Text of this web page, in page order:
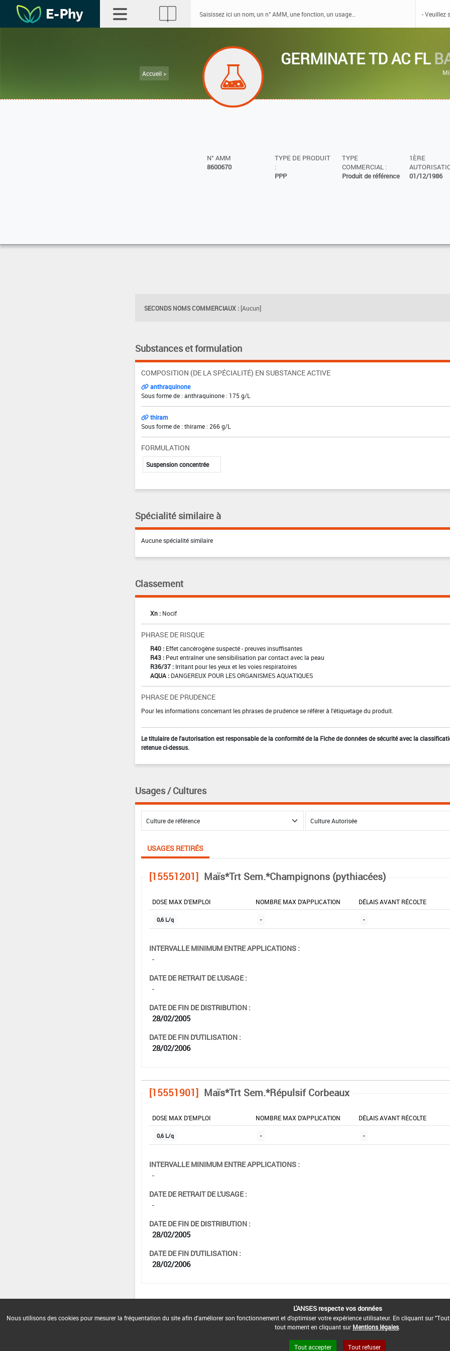
Accueil >
GERMINATE TD AC FL
N° AMM
8600670
TYPE DE PRODUIT
:
PPP
TYPE
COMMERCIAL :
Produit de référence
1ÈRE
01/12/1986
SECONDS NOMS COMMERCIAUX : [Aucun]
Substances et formulation
COMPOSITION (DE LA SPÉCIALITÉ) EN SUBSTANCE ACTIVE
anthraquinone
Sous forme de : anthraquinone : 175 g/L
thiram
Sous forme de : thirame : 266 g/L
FORMULATION
Suspension concentrée
Spécialité similaire à
Aucune spécialité similaire
Classement
Xn : Nocif
PHRASE DE RISQUE
R40 : Effet cancérogène suspecté - preuves insuffisantes
R43 : Peut entraîner une sensibilisation par contact avec la peau
R36/37 : Irritant pour les yeux et les voies respiratoires
AQUA : DANGEREUX POUR LES ORGANISMES AQUATIQUES
PHRASE DE PRUDENCE
Pour les informations concernant les phrases de prudence se référer à l'étiquetage du produit.
Le titulaire de l'autorisation est responsable de la conformité de la Fiche de données de sécurité avec la
retenue ci-dessus.
Usages / Cultures
USAGES RETIRÉS
[15551201] Maïs*Trt Sem.*Champignons (pythiacées)
DOSE MAX D'EMPLOI NOMBRE MAX D'APPLICATION DÉLAIS AVANT RÉCOLTE
0,6 L/q - -
INTERVALLE MINIMUM ENTRE APPLICATIONS :
-
DATE DE RETRAIT DE L'USAGE :
-
DATE DE FIN DE DISTRIBUTION :
28/02/2005
DATE DE FIN D'UTILISATION :
28/02/2006
[15551901] Maïs*Trt Sem.*Répulsif Corbeaux
DOSE MAX D'EMPLOI NOMBRE MAX D'APPLICATION DÉLAIS AVANT RÉCOLTE
0,6 L/q - -
INTERVALLE MINIMUM ENTRE APPLICATIONS :
-
DATE DE RETRAIT DE L'USAGE :
-
DATE DE FIN DE DISTRIBUTION :
28/02/2005
DATE DE FIN D'UTILISATION :
28/02/2006
L'ANSES respecte vos données
Nous utilisons des cookies pour mesurer la fréquentation du site afin d'améliorer son fonctionnement et d'optimiser votre expérience utilisateur. En cliquant sur
tout moment en cliquant sur Mentions légales
Tout accepter Tout refuser